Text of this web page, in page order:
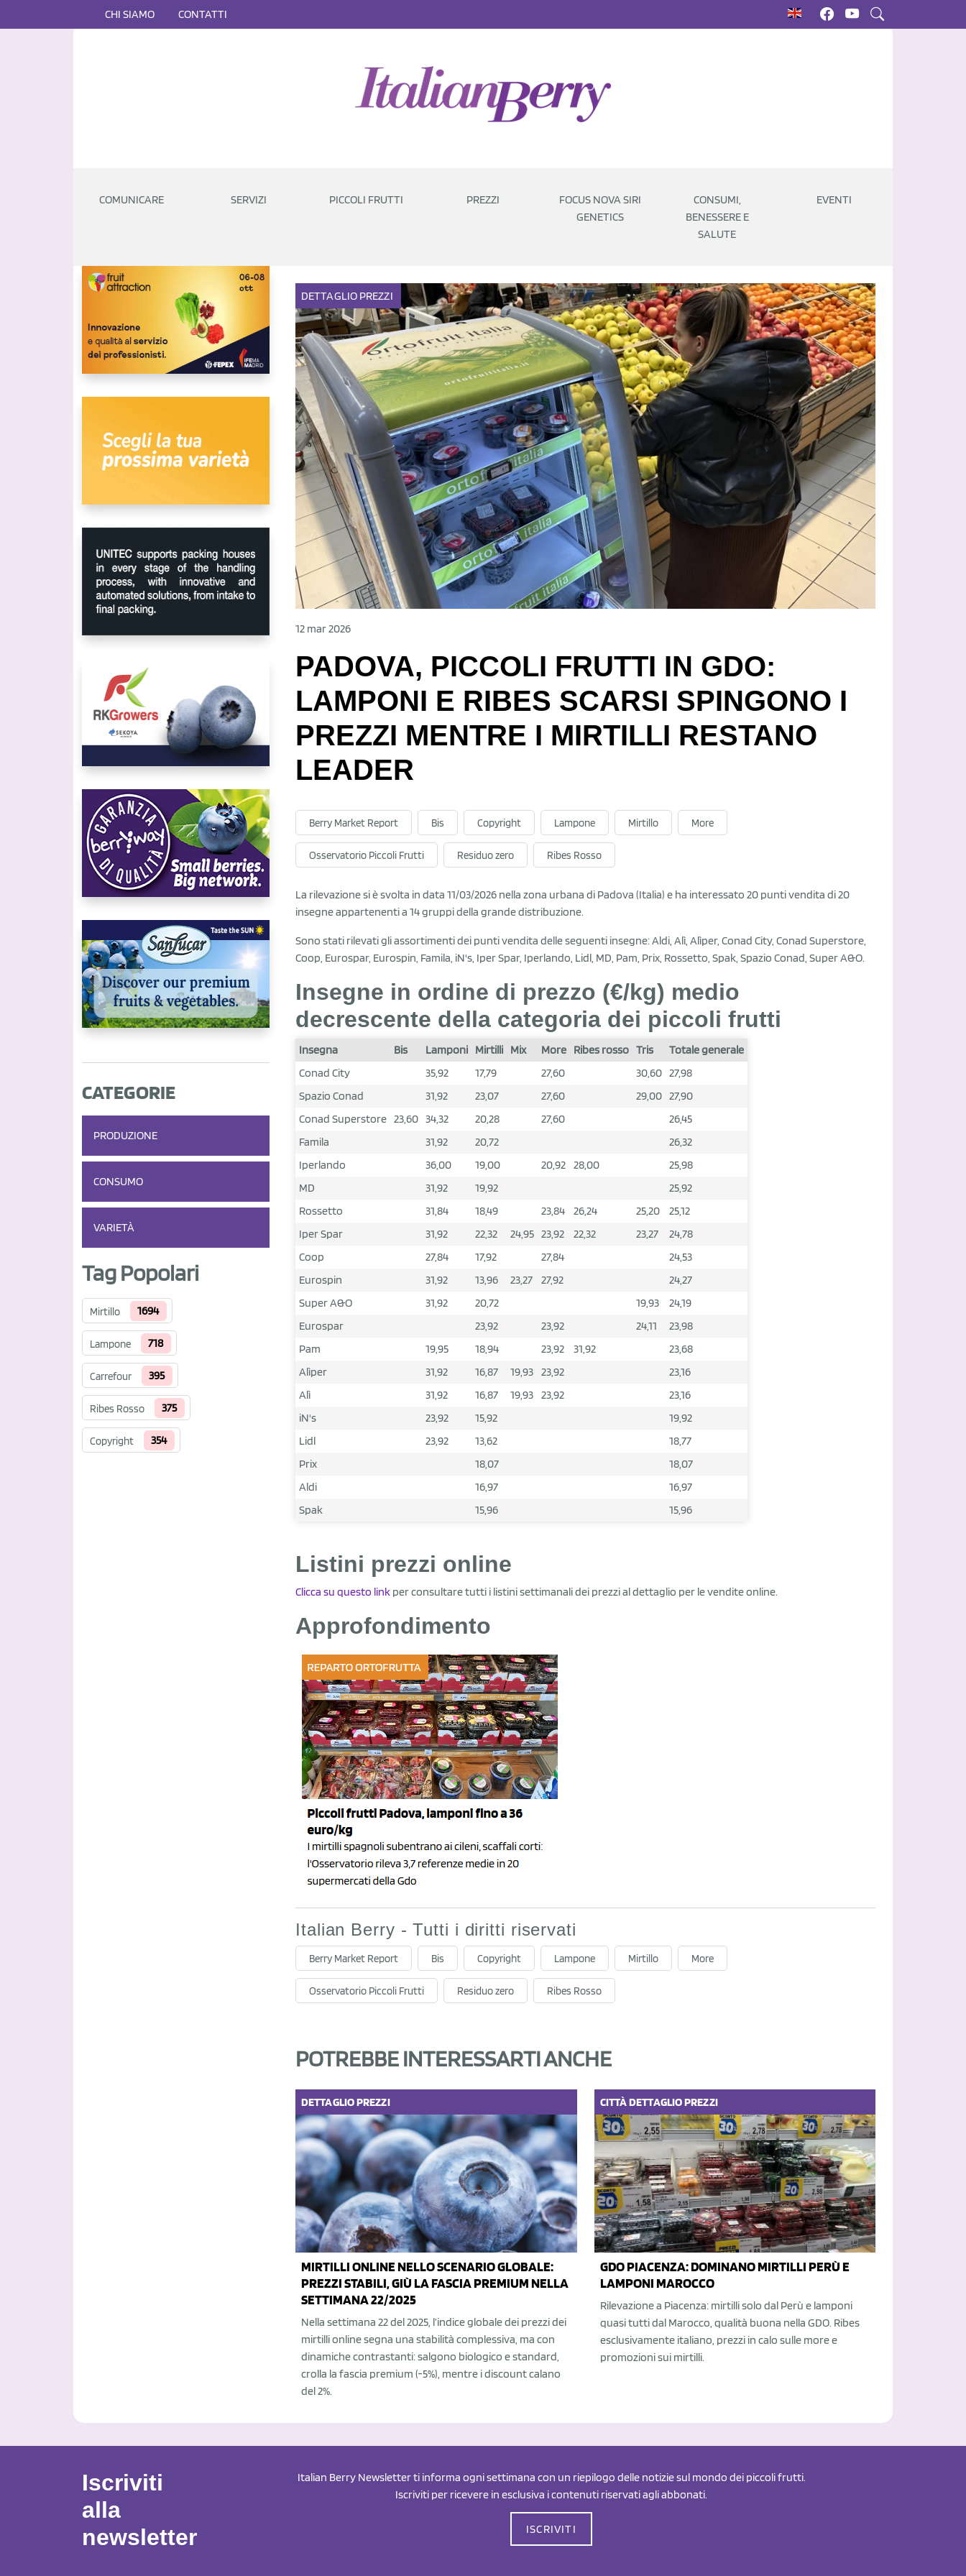
CHI SIAMO CONTATTI
COMUNICARE SERVIZI PICCOLI FRUTTI PREZZI
FOCUS NOVA SIRI
GENETICS
CONSUMI,
BENESSERE E
SALUTE
EVENTI
CATEGORIE
PRODUZIONE
CONSUMO
VARIETÀ
Tag Popolari
Mirtillo 1694
Lampone 718
Carrefour 395
Ribes Rosso 375
Copyright 354
DETTAGLIO PREZZI
12 mar 2026
PADOVA, PICCOLI FRUTTI IN GDO:
LAMPONI E RIBES SCARSI SPINGONO I
PREZZI MENTRE I MIRTILLI RESTANO
LEADER
Berry Market Report Bis Copyright Lampone Mirtillo More
Osservatorio Piccoli Frutti Residuo zero Ribes Rosso
La rilevazione si è svolta in data 11/03/2026 nella zona urbana di Padova (Italia) e ha interessato 20 punti vendita di 20
insegne appartenenti a 14 gruppi della grande distribuzione.
Sono stati rilevati gli assortimenti dei punti vendita delle seguenti insegne: Aldi, Alì, Alìper, Conad City, Conad Superstore,
Coop, Eurospar, Eurospin, Famila, iN's, Iper Spar, Iperlando, Lidl, MD, Pam, Prix, Rossetto, Spak, Spazio Conad, Super A&O.
Insegne in ordine di prezzo (€/kg) medio
decrescente della categoria dei piccoli frutti
Insegna Bis Lamponi Mirtilli Mix More Ribes rosso Tris
Totale generale
Conad City
35,92 17,79 27,60 30,60 27,98
Spazio Conad
31,92 23,07 27,60 29,00 27,90
Conad Superstore 23,60 34,32 20,28 27,60
26,45
Famila
31,92 20,72
26,32
Iperlando
36,00 19,00 20,92 28,00
25,98
MD
31,92 19,92
25,92
Rossetto
31,84 18,49 23,84 26,24 25,20
25,12
Iper Spar
31,92 22,32 24,95 23,92 22,32 23,27
24,78
Coop
27,84 17,92 27,84
24,53
Eurospin
31,92 13,96 23,27 27,92
24,27
Super A&O
31,92 20,72 19,93
24,19
Eurospar
23,92 23,92 24,11
23,98
Pam
19,95 18,94 23,92 31,92
23,68
Alìper
31,92 16,87 19,93 23,92
23,16
Alì
31,92 16,87 19,93 23,92
23,16
iN's
23,92 15,92
19,92
Lidl
23,92 13,62
18,77
Prix
18,07
18,07
Aldi
16,97
16,97
Spak
15,96 15,96
Listini prezzi online
Clicca su questo link per consultare tutti i listini settimanali dei prezzi al dettaglio per le vendite online.
Approfondimento
Italian Berry - Tutti i diritti riservati
Berry Market Report Bis Copyright Lampone Mirtillo More
Osservatorio Piccoli Frutti Residuo zero Ribes Rosso
POTREBBE INTERESSARTI ANCHE
DETTAGLIOPREZZI
MIRTILLI ONLINE NELLO SCENARIO GLOBALE:
PREZZI STABILI, GIÙ LA FASCIA PREMIUM NELLA
SETTIMANA 22/2025
Nella settimana 22 del 2025, l’indice globale dei prezzi dei
mirtilli online segna una stabilità complessiva, ma con
dinamiche contrastanti: salgono biologico e standard,
crolla la fascia premium (-5%), mentre i discount calano
del 2%.
CITTÀDETTAGLIOPREZZI
GDO PIACENZA: DOMINANO MIRTILLI PERÙ E
LAMPONI MAROCCO
Rilevazione a Piacenza: mirtilli solo dal Perù e lamponi
quasi tutti dal Marocco, qualità buona nella GDO. Ribes
esclusivamente italiano, prezzi in calo sulle more e
promozioni sui mirtilli.
Iscriviti
alla
newsletter
Italian Berry Newsletter ti informa ogni settimana con un riepilogo delle notizie sul mondo dei piccoli frutti.
Iscriviti per ricevere in esclusiva i contenuti riservati agli abbonati.
ISCRIVITI